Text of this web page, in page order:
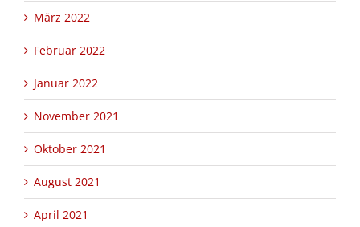
März 2022
Februar 2022
Januar 2022
November 2021
Oktober 2021
August 2021
April 2021